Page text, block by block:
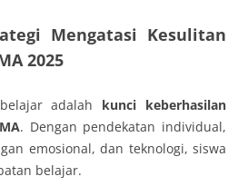
Mengatasi Kesulitan
2025
adalah kunci keberhasilan
. Dengan pendekatan individual,
emosional, dan teknologi, siswa
belajar.